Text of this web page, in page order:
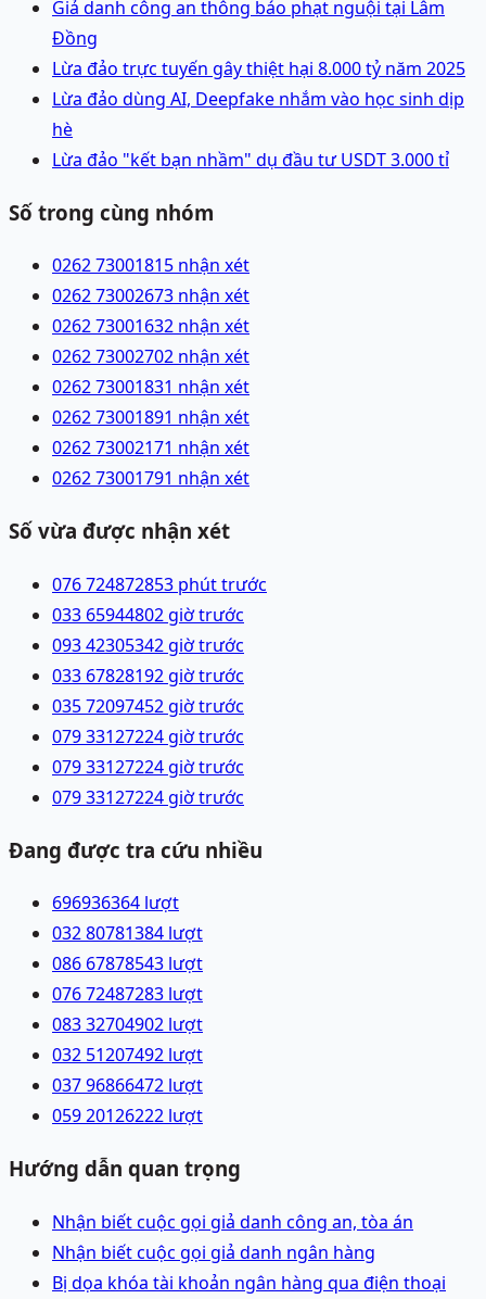
Giả danh công an thông báo phạt nguội tại Lâm
Đồng
Lừa đảo trực tuyến gây thiệt hại 8.000 tỷ năm 2025
Lừa đảo dùng AI, Deepfake nhắm vào học sinh dịp
hè
Lừa đảo "kết bạn nhầm" dụ đầu tư USDT 3.000 tỉ
Số trong cùng nhóm
0262 73001815 nhận xét
0262 73002673 nhận xét
0262 73001632 nhận xét
0262 73002702 nhận xét
0262 73001831 nhận xét
0262 73001891 nhận xét
0262 73002171 nhận xét
0262 73001791 nhận xét
Số vừa được nhận xét
076 724872853 phút trước
033 65944802 giờ trước
093 42305342 giờ trước
033 67828192 giờ trước
035 72097452 giờ trước
079 33127224 giờ trước
079 33127224 giờ trước
079 33127224 giờ trước
Đang được tra cứu nhiều
696936364 lượt
032 80781384 lượt
086 67878543 lượt
076 72487283 lượt
083 32704902 lượt
032 51207492 lượt
037 96866472 lượt
059 20126222 lượt
Hướng dẫn quan trọng
Nhận biết cuộc gọi giả danh công an, tòa án
Nhận biết cuộc gọi giả danh ngân hàng
Bị dọa khóa tài khoản ngân hàng qua điện thoại